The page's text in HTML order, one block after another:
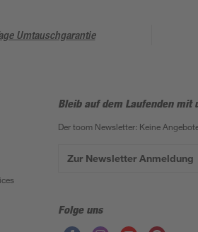
Umtauschgarantie
Bleib auf dem Laufenden mit
Der toom Newsletter: Keine
Zur Newsletter Anmeldung
Folge uns